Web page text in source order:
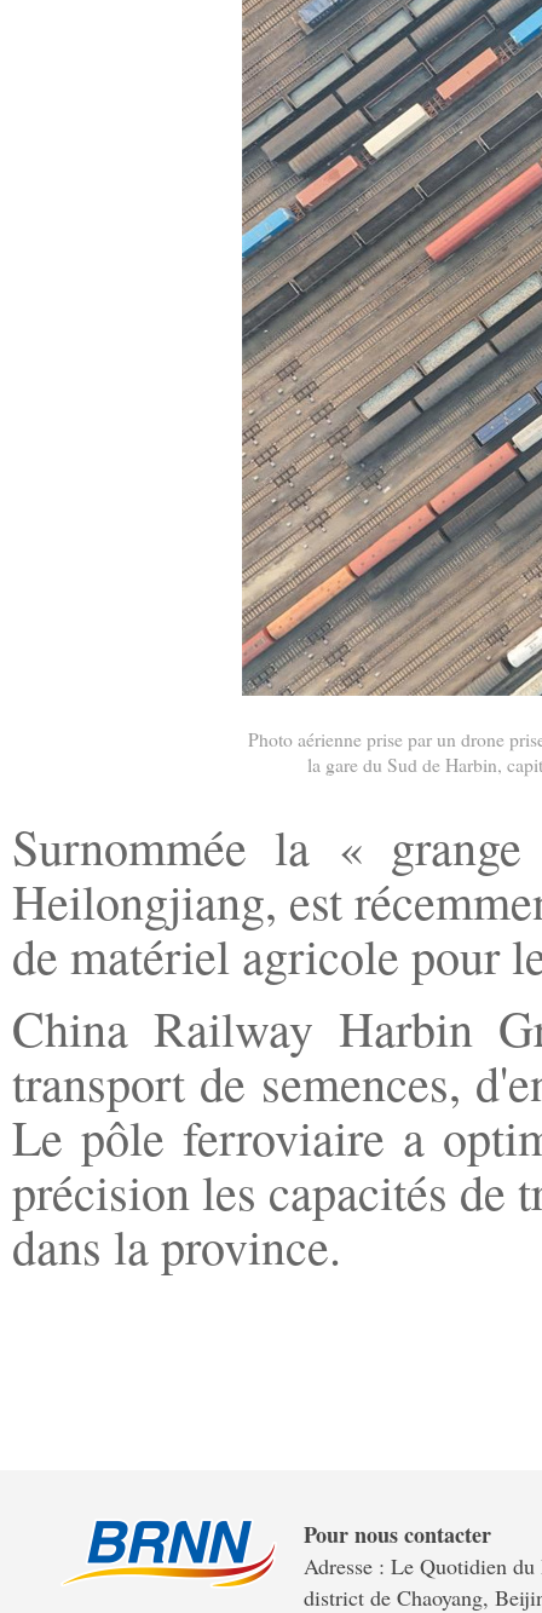
Photo aérienne prise par un drone
la gare du Sud de Harbin,
Surnommée la «
Heilongjiang, est
de matériel agricole pour
China Railway Harbin
transport de semences,
Le pôle ferroviaire a
précision les capacités de
dans la province.
Pour nous contacter
Adresse : Le Quotidien
district de Chaoyang,